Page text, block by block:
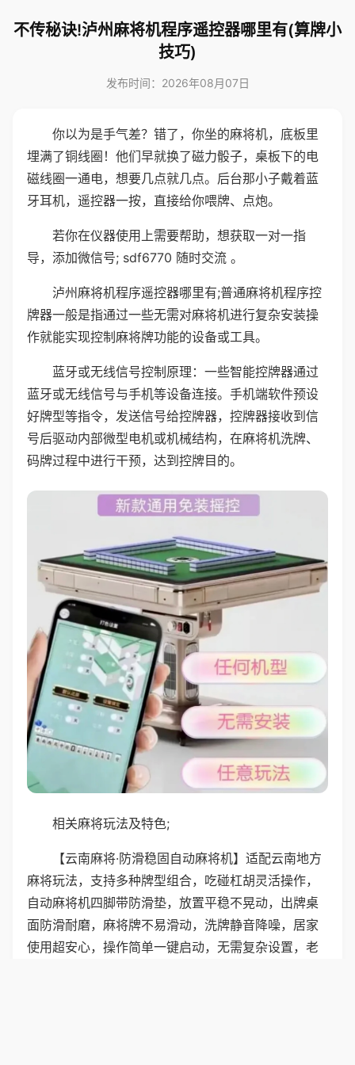
不传秘诀!泸州麻将机程序遥控器哪里有(算牌小
技巧)
发布时间：2026年08月07日
你以为是手气差？错了，你坐的麻将机，底板里
埋满了铜线圈！他们早就换了磁力骰子，桌板下的电
磁线圈一通电，想要几点就几点。后台那小子戴着蓝
牙耳机，遥控器一按，直接给你喂牌、点炮。
若你在仪器使用上需要帮助，想获取一对一指
导，添加微信号; sdf6770 随时交流 。
泸州麻将机程序遥控器哪里有;普通麻将机程序控
牌器一般是指通过一些无需对麻将机进行复杂安装操
作就能实现控制麻将牌功能的设备或工具。
蓝牙或无线信号控制原理：一些智能控牌器通过
蓝牙或无线信号与手机等设备连接。手机端软件预设
好牌型等指令，发送信号给控牌器，控牌器接收到信
号后驱动内部微型电机或机械结构，在麻将机洗牌、
码牌过程中进行干预，达到控牌目的。
相关麻将玩法及特色;
【云南麻将·防滑稳固自动麻将机】适配云南地方
麻将玩法，支持多种牌型组合，吃碰杠胡灵活操作，
自动麻将机四脚带防滑垫，放置平稳不晃动，出牌桌
面防滑耐磨，麻将牌不易滑动，洗牌静音降噪，居家
使用超安心，操作简单一键启动，无需复杂设置，老